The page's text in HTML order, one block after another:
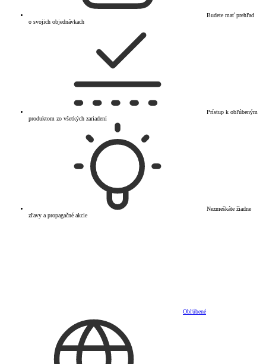
Budete mať prehľad
o svojich objednávkach
Prístup k obľúbeným
produktom zo všetkých zariadení
Nezmeškáte žiadne
zľavy a propagačné akcie
Obľúbené